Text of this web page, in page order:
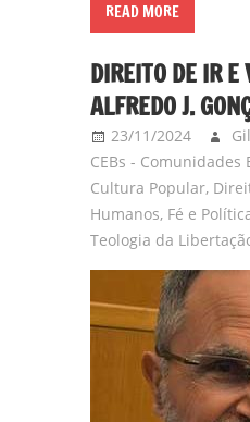
gilvanderufmg@gmail.com
www.gilvander.org.br
www.twitter.com/
READ MORE
DIREITO DE IR E
ALFREDO J.
23/11/2024
CEBs - Comunidades
Cultura Popular,
Humanos, Fé e
Teologia da